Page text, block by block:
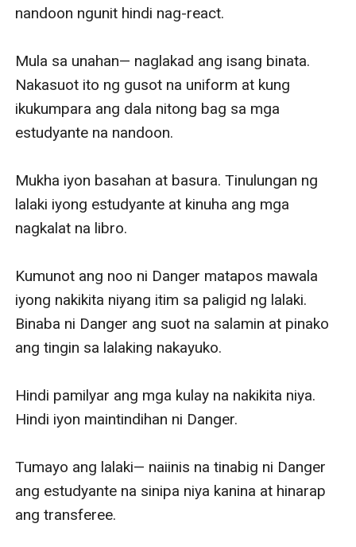
nandoon ngunit hindi nag-react.
Mula sa unahan— naglakad ang isang binata.
Nakasuot ito ng gusot na uniform at kung
ikukumpara ang dala nitong bag sa mga
estudyante na nandoon.
Mukha iyon basahan at basura. Tinulungan ng
lalaki iyong estudyante at kinuha ang mga
nagkalat na libro.
Kumunot ang noo ni Danger matapos mawala
iyong nakikita niyang itim sa paligid ng lalaki.
Binaba ni Danger ang suot na salamin at pinako
ang tingin sa lalaking nakayuko.
Hindi pamilyar ang mga kulay na nakikita niya.
Hindi iyon maintindihan ni Danger.
Tumayo ang lalaki— naiinis na tinabig ni Danger
ang estudyante na sinipa niya kanina at hinarap
ang transferee.